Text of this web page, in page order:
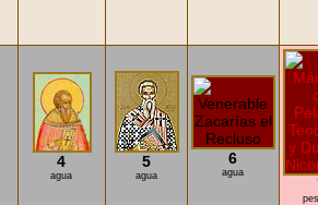
4
agua
5
agua
6
agua